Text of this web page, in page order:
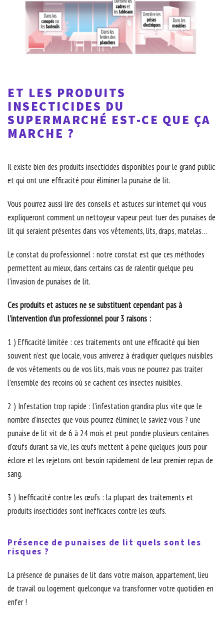
ET LES PRODUITS
INSECTICIDES DU
SUPERMARCHÉ EST-CE QUE ÇA
MARCHE ?
Il existe bien des produits insecticides disponibles pour le grand public
et qui ont une efficacité pour éliminer la punaise de lit.
Vous pourrez aussi lire des conseils et astuces sur internet qui vous
expliqueront comment un nettoyeur vapeur peut tuer des punaises de
lit qui seraient présentes dans vos vêtements, lits, draps, matelas…
Le constat du professionnel : notre constat est que ces méthodes
permettent au mieux, dans certains cas de ralentir quelque peu
l’invasion de punaises de lit.
Ces produits et astuces ne se substituent cependant pas à
l’intervention d’un professionnel pour 3 raisons :
1 ) Efficacité limitée : ces traitements ont une efficacité qui bien
souvent n’est que locale, vous arriverez à éradiquer quelques nuisibles
de vos vêtements ou de vos lits, mais vous ne pourrez pas traiter
l’ensemble des recoins où se cachent ces insectes nuisibles.
2 ) Infestation trop rapide : l’infestation grandira plus vite que le
nombre d’insectes que vous pourrez éliminer, le saviez-vous ? une
punaise de lit vit de 6 à 24 mois et peut pondre plusieurs centaines
d’œufs durant sa vie, les œufs mettent à peine quelques jours pour
éclore et les rejetons ont besoin rapidement de leur premier repas de
sang.
3 ) Inefficacité contre les œufs : la plupart des traitements et
produits insecticides sont inefficaces contre les œufs.
Présence de punaises de lit quels sont les
risques ?
La présence de punaises de lit dans votre maison, appartement, lieu
de travail ou logement quelconque va transformer votre quotidien en
enfer !